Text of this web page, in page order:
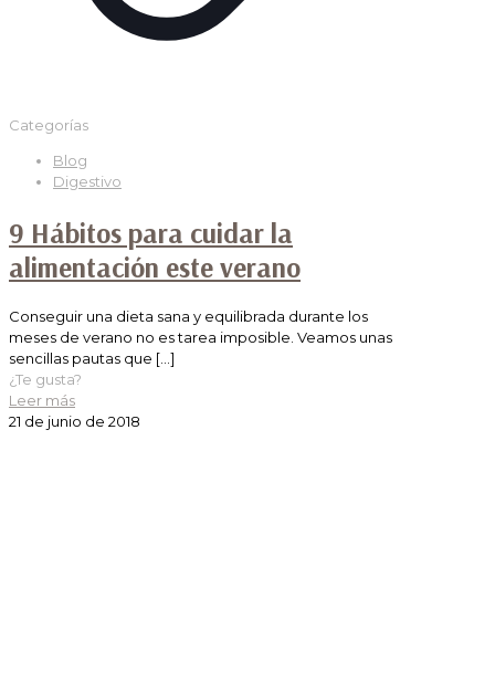
Categorías
Blog
Digestivo
9 Hábitos para cuidar la
alimentación este verano
Conseguir una dieta sana y equilibrada durante los
meses de verano no es tarea imposible. Veamos unas
sencillas pautas que […]
¿Te gusta?
Leer más
21 de junio de 2018